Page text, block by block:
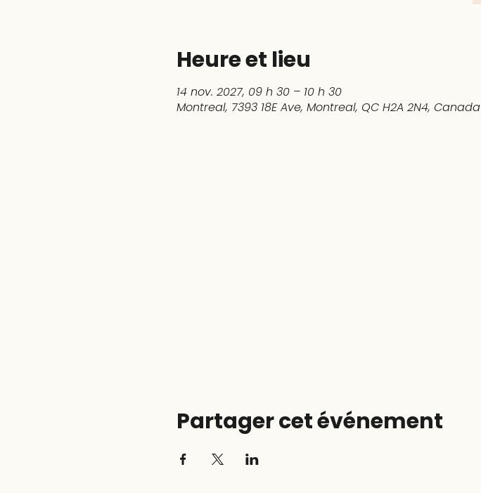
Heure et lieu
14 nov. 2027, 09 h 30 – 10 h 30
Montreal, 7393 18E Ave, Montreal, QC H2A 2N4, Canada
Partager cet événement